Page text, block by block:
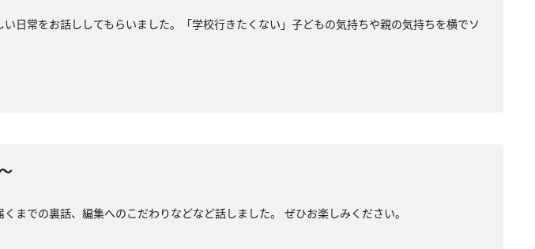
日常をお話ししてもらいました。「学校行きたくない」子どもの気持ちや親の気持ちを横でソ
までの裏話、編集へのこだわりなどなど話しました。 ぜひお楽しみください。